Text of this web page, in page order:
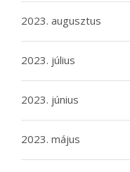
2023. augusztus
2023. július
2023. június
2023. május